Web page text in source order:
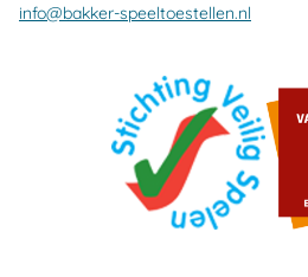
info@bakker-speeltoestellen.nl